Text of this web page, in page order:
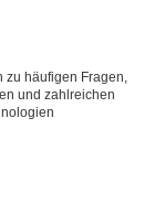
häufigen Fragen,
und zahlreichen